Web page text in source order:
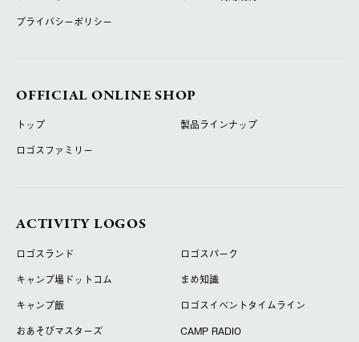
プライバシーポリシー
OFFICIAL ONLINE SHOP
トップ
製品ラインナップ
ロゴスファミリー
ACTIVITY LOGOS
ロゴスランド
ロゴスパーク
キャンプ場ドットコム
まめ知識
キャンプ飯
ロゴスイベントタイムライン
おあそびマスターズ
CAMP RADIO